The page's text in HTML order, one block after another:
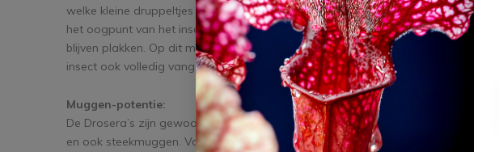
welke kleine druppeltjes afscheiden. Deze druppeltjes lijken op de dauw en
het oogpunt van het insect ziet het er uit als een lekkere zoete maaltijd. Zodra
blijven plakken. Op dit moment zal de plant zijn blad waarin het insect verstrikt
insect ook volledig vangen.
Muggen-potentie:
De Drosera’s zijn gewoon perfect bij uitstek als het aankomt op het vangen van
en ook steekmuggen. Vooral als deze op het blad gaan zitten om even te